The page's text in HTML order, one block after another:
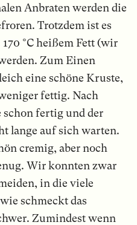
Anbraten werden die
Trotzdem ist es
°C heißem Fett (wir
Zum Einen
eine schöne Kruste,
fettig. Nach
fertig und der
lange auf sich warten.
cremig, aber noch
Wir konnten zwar
in die viele
schmeckt das
Zumindest wenn